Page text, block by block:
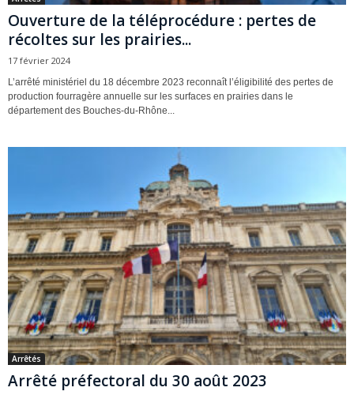
Ouverture de la téléprocédure : pertes de
récoltes sur les prairies...
17 février 2024
L’arrêté ministériel du 18 décembre 2023 reconnaît l’éligibilité des pertes de
production fourragère annuelle sur les surfaces en prairies dans le
département des Bouches-du-Rhône...
Arrêtés
Arrêté préfectoral du 30 août 2023